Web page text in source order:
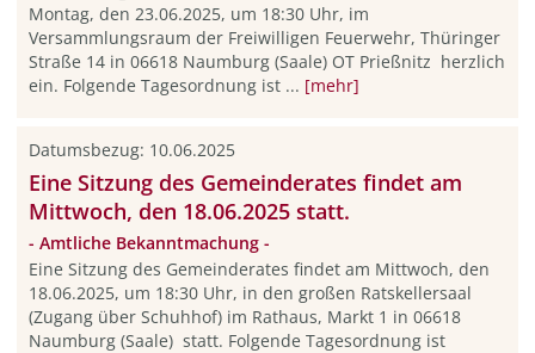
Montag, den 23.06.2025, um 18:30 Uhr, im
Versammlungsraum der Freiwilligen Feuerwehr, Thüringer
Straße 14 in 06618 Naumburg (Saale) OT Prießnitz herzlich
ein. Folgende Tagesordnung ist ... [mehr]
Datumsbezug: 10.06.2025
Eine Sitzung des Gemeinderates findet am
Mittwoch, den 18.06.2025 statt.
- Amtliche Bekanntmachung -
Eine Sitzung des Gemeinderates findet am Mittwoch, den
18.06.2025, um 18:30 Uhr, in den großen Ratskellersaal
(Zugang über Schuhhof) im Rathaus, Markt 1 in 06618
Naumburg (Saale) statt. Folgende Tagesordnung ist